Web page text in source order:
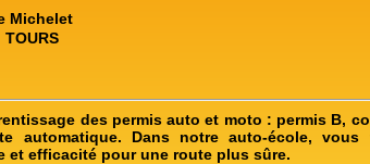
Michelet
TOURS
des permis auto et moto : permis B,
automatique. Dans notre auto-école, vous
et efficacité pour une route plus sûre.